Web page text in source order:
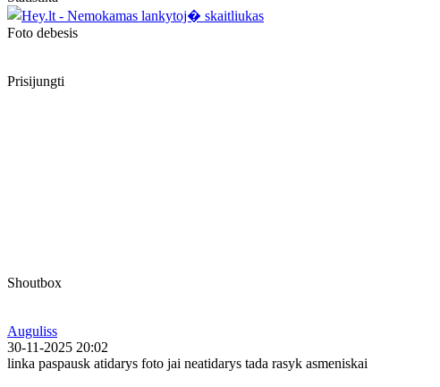
Foto debesis
Prisijungti
Shoutbox
Auguliss
30-11-2025 20:02
linka paspausk atidarys foto jai neatidarys tada rasyk asmeniskai